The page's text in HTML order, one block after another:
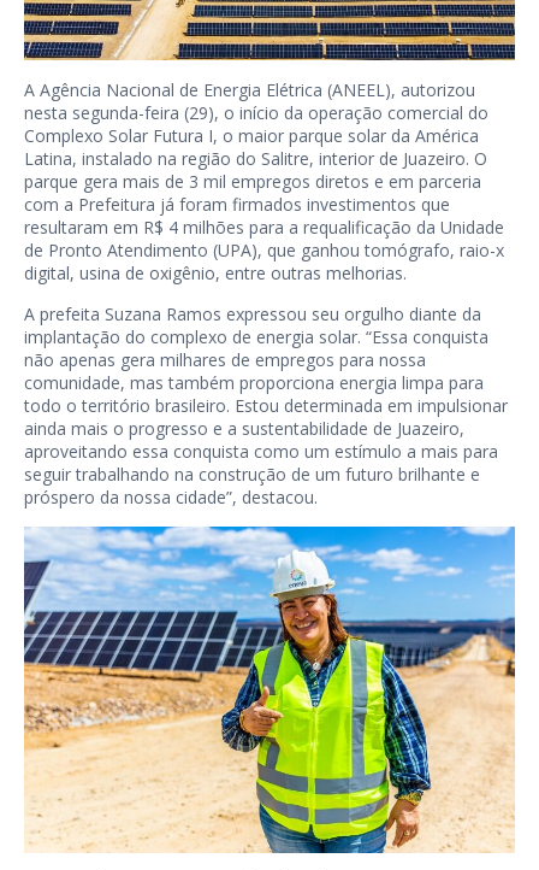
A Agência Nacional de Energia Elétrica (ANEEL), autorizou
nesta segunda-feira (29), o início da operação comercial do
Complexo Solar Futura I, o maior parque solar da América
Latina, instalado na região do Salitre, interior de Juazeiro. O
parque gera mais de 3 mil empregos diretos e em parceria
com a Prefeitura já foram firmados investimentos que
resultaram em R$ 4 milhões para a requalificação da Unidade
de Pronto Atendimento (UPA), que ganhou tomógrafo, raio-x
digital, usina de oxigênio, entre outras melhorias.
A prefeita Suzana Ramos expressou seu orgulho diante da
implantação do complexo de energia solar. “Essa conquista
não apenas gera milhares de empregos para nossa
comunidade, mas também proporciona energia limpa para
todo o território brasileiro. Estou determinada em impulsionar
ainda mais o progresso e a sustentabilidade de Juazeiro,
aproveitando essa conquista como um estímulo a mais para
seguir trabalhando na construção de um futuro brilhante e
próspero da nossa cidade”, destacou.